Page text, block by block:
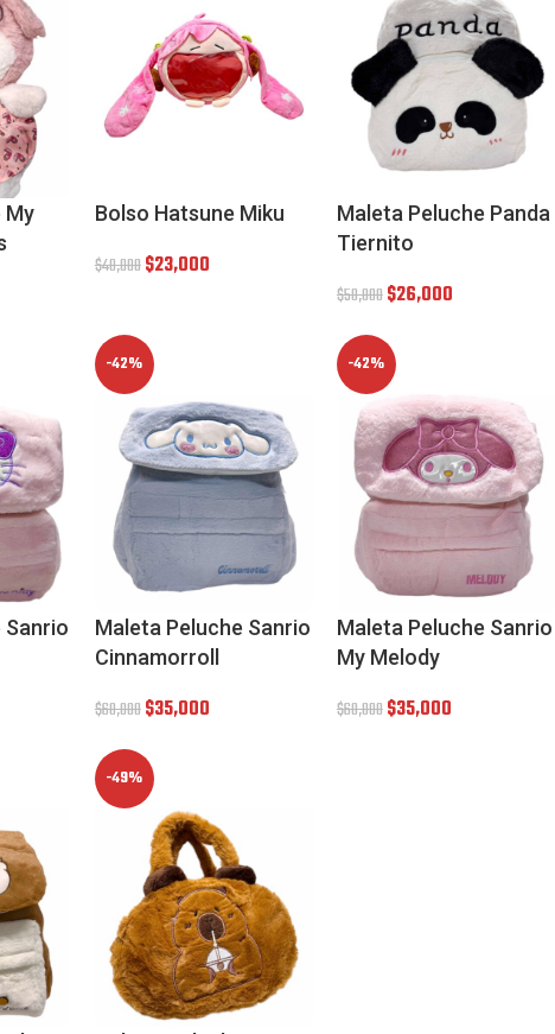
My
Bolso Hatsune Miku
$40,000$23,000
Maleta Peluche Panda
Tiernito
$50,000$26,000
Sanrio
-42%
Maleta Peluche Sanrio
Cinnamorroll
$60,000$35,000
-42%
Maleta Peluche Sanrio
My Melody
$60,000$35,000
-49%